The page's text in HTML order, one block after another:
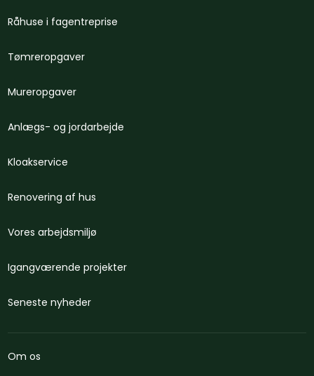
Råhuse i fagentreprise
Tømreropgaver
Mureropgaver
Anlægs- og jordarbejde​
Kloakservice
Renovering af hus
Vores arbejdsmiljø
Igangværende projekter
Seneste nyheder​
Om os